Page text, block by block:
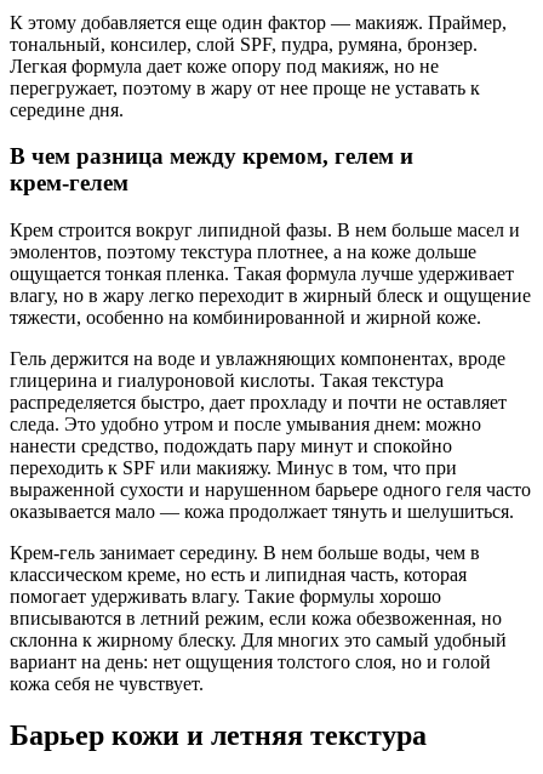
К этому добавляется еще один фактор — макияж. Праймер,
тональный, консилер, слой SPF, пудра, румяна, бронзер.
Легкая формула дает коже опору под макияж, но не
перегружает, поэтому в жару от нее проще не уставать к
середине дня.
В чем разница между кремом, гелем и
крем‑гелем
Крем строится вокруг липидной фазы. В нем больше масел и
эмолентов, поэтому текстура плотнее, а на коже дольше
ощущается тонкая пленка. Такая формула лучше удерживает
влагу, но в жару легко переходит в жирный блеск и ощущение
тяжести, особенно на комбинированной и жирной коже.
Гель держится на воде и увлажняющих компонентах, вроде
глицерина и гиалуроновой кислоты. Такая текстура
распределяется быстро, дает прохладу и почти не оставляет
следа. Это удобно утром и после умывания днем: можно
нанести средство, подождать пару минут и спокойно
переходить к SPF или макияжу. Минус в том, что при
выраженной сухости и нарушенном барьере одного геля часто
оказывается мало — кожа продолжает тянуть и шелушиться.
Крем-гель занимает середину. В нем больше воды, чем в
классическом креме, но есть и липидная часть, которая
помогает удерживать влагу. Такие формулы хорошо
вписываются в летний режим, если кожа обезвоженная, но
склонна к жирному блеску. Для многих это самый удобный
вариант на день: нет ощущения толстого слоя, но и голой
кожа себя не чувствует.
Барьер кожи и летняя текстура